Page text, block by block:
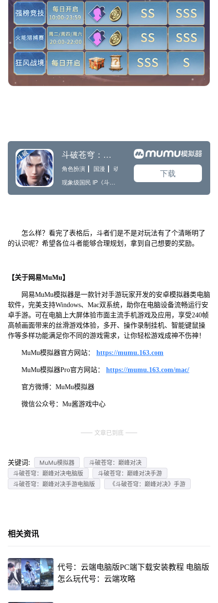
怎么样？看完了表格后，斗者们是不是对玩法有了个清晰明了
的认识呢？希望各位斗者能够合理规划，拿到自己想要的奖励。
【关于网易MuMu】
网易MuMu模拟器是一款针对手游玩家开发的安卓模拟器类电脑
软件，完美支持Windows、Mac双系统，助你在电脑设备流畅运行安
卓手游。可在电脑上大屏体验市面主流手机游戏及应用，享受240帧
高帧画面带来的丝滑游戏体验，多开、操作录制挂机、智能键鼠操
作等多样功能满足你不同的游戏需求，让你轻松游戏成神不伤神！
MuMu模拟器官方网站： https://mumu.163.com
MuMu模拟器Pro官方网站： https://mumu.163.com/mac/
官方微博：MuMu模拟器
微信公众号：Mu酱游戏中心
文章已到底
关键词: MuMu模拟器
斗破苍穹：巅峰对决
斗破苍穹：巅峰对决电脑版
斗破苍穹：巅峰对决手游
斗破苍穹：巅峰对决手游电脑版
《斗破苍穹：巅峰对决》手游
相关资讯
代号：云端电脑版PC端下载安装教程 电脑版
怎么玩代号：云端攻略